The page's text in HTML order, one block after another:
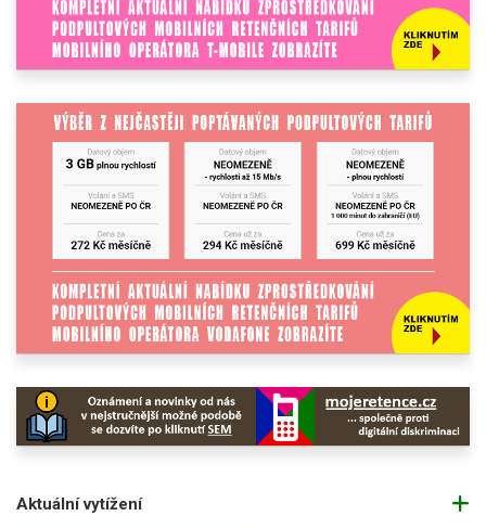
Aktuální vytížení